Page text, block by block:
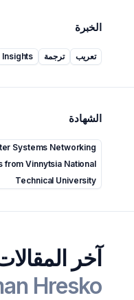
الخبرة
تعريب ترجمة Insights
الشهادة
from Vinnytsia National
Technical University
آخر
Hresko